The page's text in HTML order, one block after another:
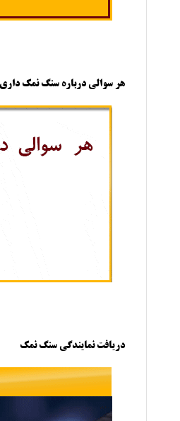
هر سوالی درباره سنگ نمک
دریافت نمایندگی سنگ نمک